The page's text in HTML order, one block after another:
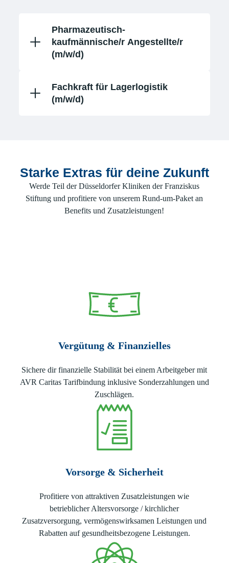
Pharmazeutisch-
kaufmännische/r Angestellte/r
(m/w/d)
Fachkraft für Lagerlogistik
(m/w/d)
Starke Extras für deine Zukunft
Werde Teil der Düsseldorfer Kliniken der Franziskus
Stiftung und profitiere von unserem Rund-um-Paket an
Benefits und Zusatzleistungen!
Vergütung & Finanzielles
Sichere dir finanzielle Stabilität bei einem Arbeitgeber mit
AVR Caritas Tarifbindung inklusive Sonderzahlungen und
Zuschlägen.
Vorsorge & Sicherheit
Profitiere von attraktiven Zusatzleistungen wie
betrieblicher Altersvorsorge / kirchlicher
Zusatzversorgung, vermögenswirksamen Leistungen und
Rabatten auf gesundheitsbezogene Leistungen.